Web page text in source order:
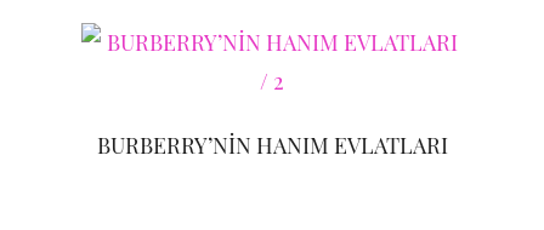
BURBERRY’NİN HANIM EVLATLARI